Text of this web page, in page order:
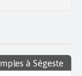
à Ségeste